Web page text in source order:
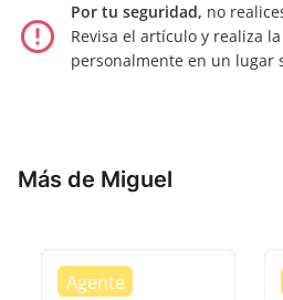
error_outline
Por tu seguridad, no
Revisa el artículo y realiza
personalmente en un lugar
Más de Miguel